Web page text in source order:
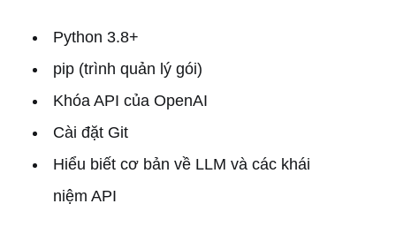
Python 3.8+
pip (trình quản lý gói)
Khóa API của OpenAI
Cài đặt Git
Hiểu biết cơ bản về LLM và các khái
niệm API